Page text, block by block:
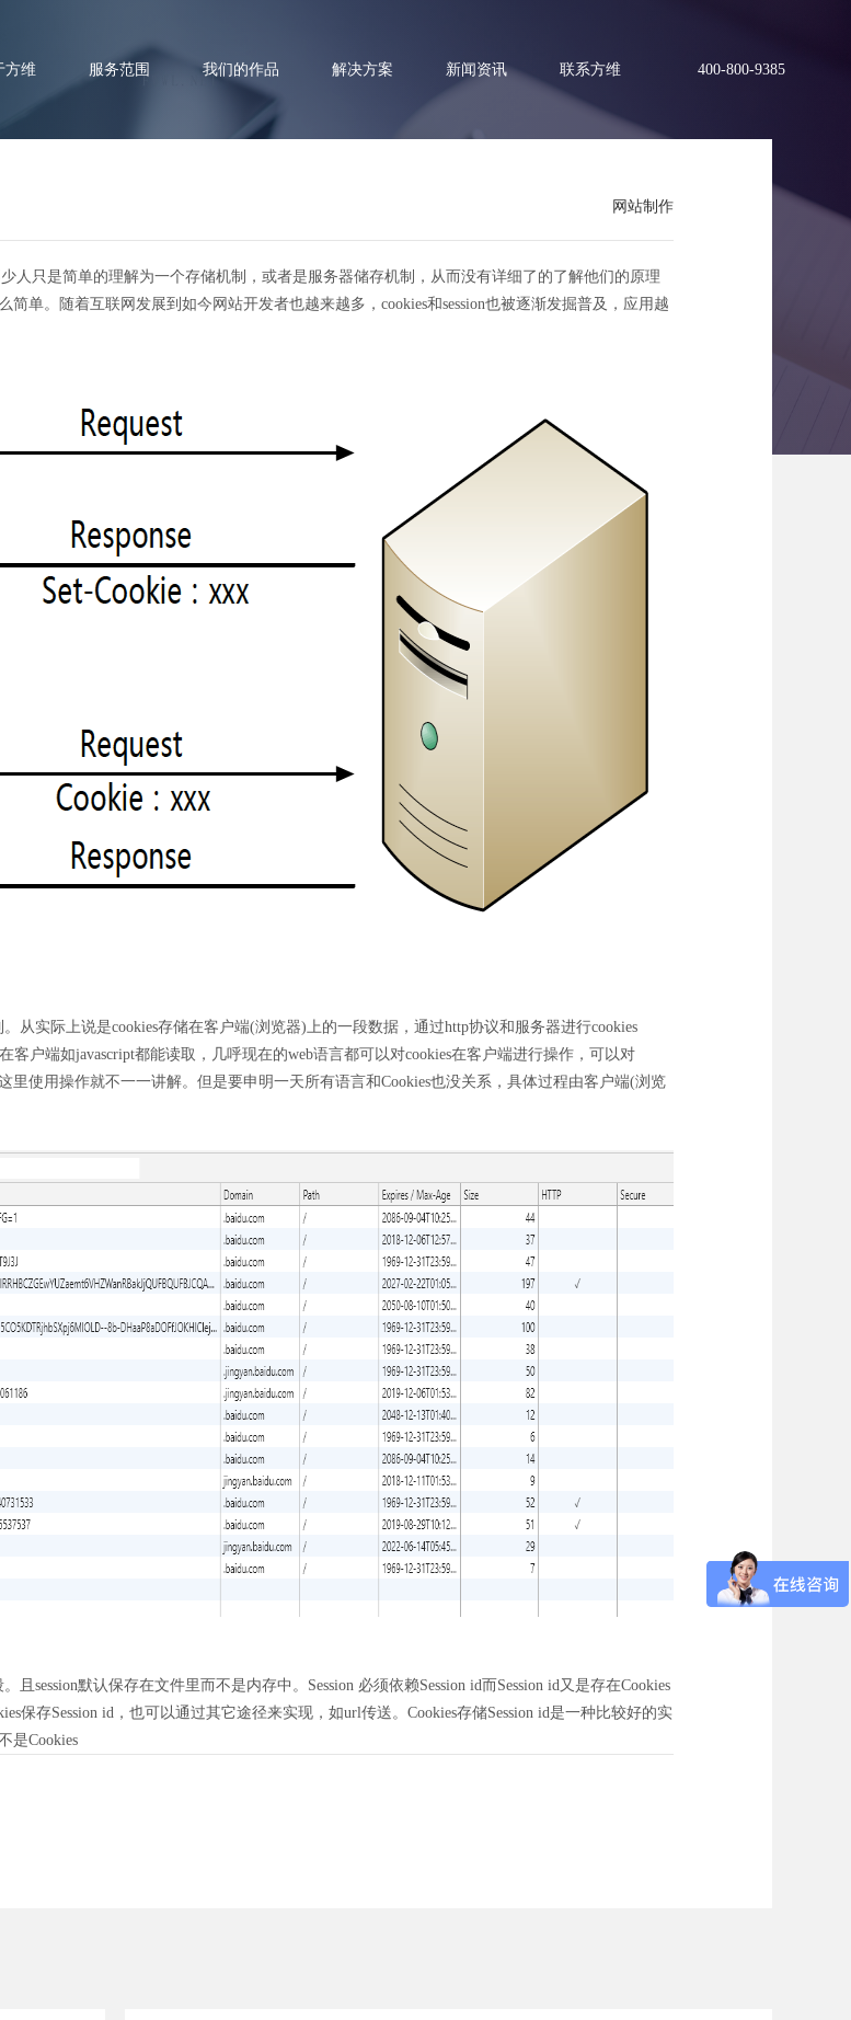
方维 服务范围 我们的作品 解决方案 新闻资讯 联系方维 400-800-9385
session 的应用和区别
网站制作
只是简单的理解为一个存储机制，或者是服务器储存机制，从而没有详细了的了解他们的原理
简单。随着互联网发展到如今网站开发者也越来越多，cookies和session也被逐渐发掘普及，应用越
实际上说是cookies存储在客户端(浏览器)上的一段数据，通过http协议和服务器进行cookies
户端如javascript都能读取，几呼现在的web语言都可以对cookies在客户端进行操作，可以对
里使用操作就不一一讲解。但是要申明一天所有语言和Cookies也没关系，具体过程由客户端(浏览
session默认保存在文件里而不是内存中。Session 必须依赖Session id而Session id又是存在Cookies
保存Session id，也可以通过其它途径来实现，如url传送。Cookies存储Session id是一种比较好的实
是Cookies